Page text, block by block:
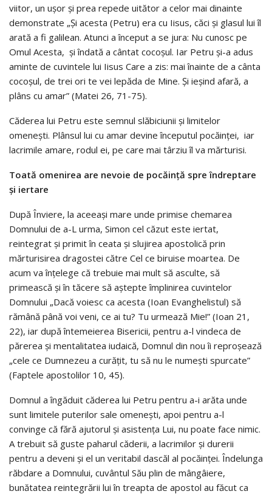
viitor, un ușor și prea repede uitător a celor mai dinainte
demonstrate „Și acesta (Petru) era cu Iisus, căci și glasul lui îl
arată a fi galilean. Atunci a început a se jura: Nu cunosc pe
Omul Acesta, și îndată a cântat cocoșul. Iar Petru și-a adus
aminte de cuvintele lui Iisus Care a zis: mai înainte de a cânta
cocoșul, de trei ori te vei lepăda de Mine. Și ieșind afară, a
plâns cu amar” (Matei 26, 71-75).
Căderea lui Petru este semnul slăbiciunii și limitelor
omenești. Plânsul lui cu amar devine începutul pocăinței, iar
lacrimile amare, rodul ei, pe care mai târziu îl va mărturisi.
Toată omenirea are nevoie de pocăință spre îndreptare
și iertare
După Înviere, la aceeași mare unde primise chemarea
Domnului de a-L urma, Simon cel căzut este iertat,
reintegrat și primit în ceata și slujirea apostolică prin
mărturisirea dragostei către Cel ce biruise moartea. De
acum va înțelege că trebuie mai mult să asculte, să
primească și în tăcere să aștepte împlinirea cuvintelor
Domnului „Dacă voiesc ca acesta (Ioan Evanghelistul) să
rămână până voi veni, ce ai tu? Tu urmează Mie!” (Ioan 21,
22), iar după întemeierea Bisericii, pentru a-l vindeca de
părerea și mentalitatea iudaică, Domnul din nou îi reproșează
„cele ce Dumnezeu a curățit, tu să nu le numești spurcate”
(Faptele apostolilor 10, 45).
Domnul a îngăduit căderea lui Petru pentru a-i arăta unde
sunt limitele puterilor sale omenești, apoi pentru a-l
convinge că fără ajutorul și asistența Lui, nu poate face nimic.
A trebuit să guste paharul căderii, a lacrimilor și durerii
pentru a deveni și el un veritabil dascăl al pocăinței. Îndelunga
răbdare a Domnului, cuvântul Său plin de mângâiere,
bunătatea reintegrării lui în treapta de apostol au făcut ca